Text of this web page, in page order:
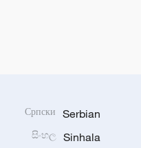
Serbian
Српски
Sinhala
සිංහල